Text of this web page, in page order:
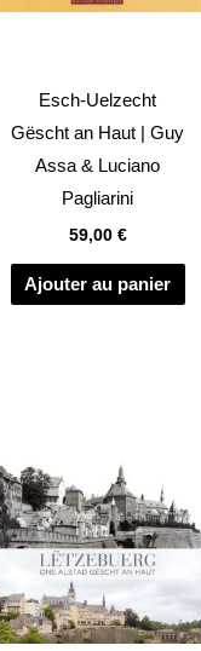
Esch-Uelzecht
Gëscht an Haut | Guy
Assa & Luciano
Pagliarini
59,00 €
Ajouter au panier